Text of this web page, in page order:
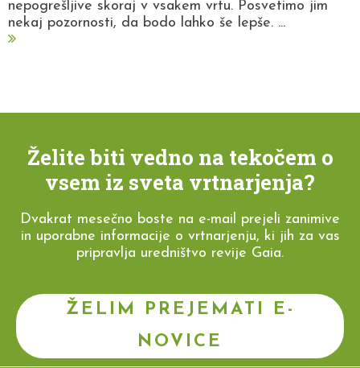
nepogrešljive skoraj v vsakem vrtu. Posvetimo jim
nekaj pozornosti, da bodo lahko še lepše. ...
Želite biti vedno na tekočem o
vsem iz sveta vrtnarjenja?
Dvakrat mesečno boste na e-mail prejeli zanimive
in uporabne informacije o vrtnarjenju, ki jih za vas
pripravlja uredništvo revije Gaia.
ŽELIM PREJEMATI E-
NOVICE